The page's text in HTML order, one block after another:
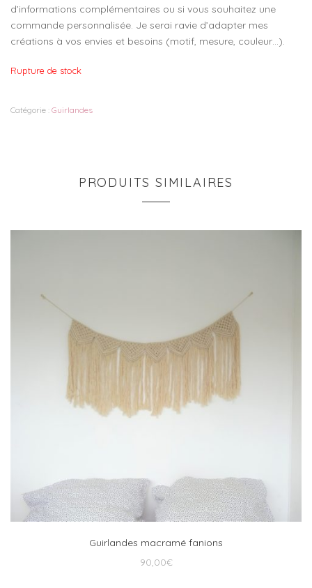
d’informations complémentaires ou si vous souhaitez une
commande personnalisée. Je serai ravie d’adapter mes
créations à vos envies et besoins (motif, mesure, couleur…).
Rupture de stock
Catégorie : Guirlandes
PRODUITS SIMILAIRES
Guirlandes macramé fanions
90,00€